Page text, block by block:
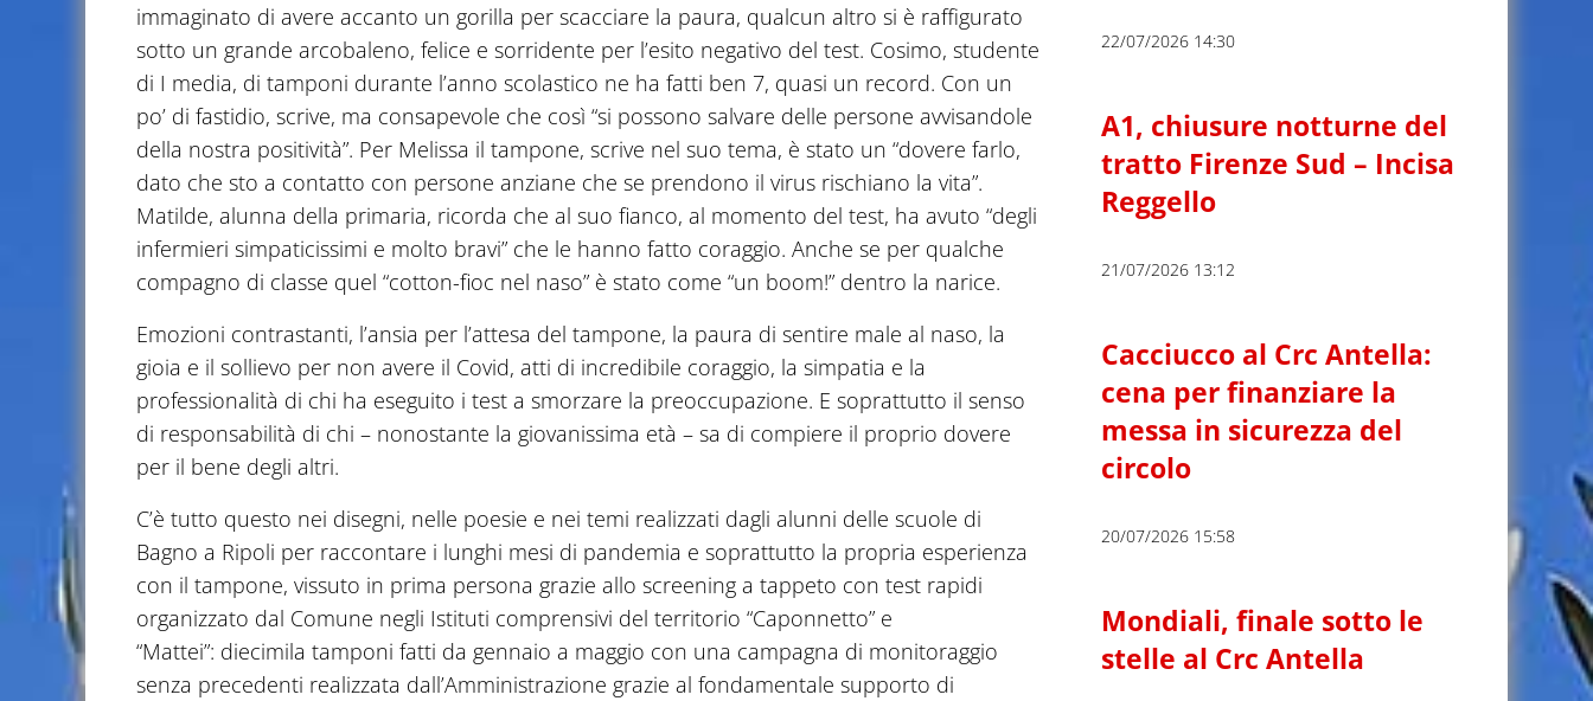
immaginato di avere accanto un gorilla per scacciare la paura, qualcun altro si è raffigurato
sotto un grande arcobaleno, felice e sorridente per l’esito negativo del test. Cosimo, studente
di I media, di tamponi durante l’anno scolastico ne ha fatti ben 7, quasi un record. Con un
po’ di fastidio, scrive, ma consapevole che così “si possono salvare delle persone avvisandole
della nostra positività”. Per Melissa il tampone, scrive nel suo tema, è stato un “dovere farlo,
dato che sto a contatto con persone anziane che se prendono il virus rischiano la vita”.
Matilde, alunna della primaria, ricorda che al suo fianco, al momento del test, ha avuto “degli
infermieri simpaticissimi e molto bravi” che le hanno fatto coraggio. Anche se per qualche
compagno di classe quel “cotton-fioc nel naso” è stato come “un boom!” dentro la narice.
Emozioni contrastanti, l’ansia per l’attesa del tampone, la paura di sentire male al naso, la
gioia e il sollievo per non avere il Covid, atti di incredibile coraggio, la simpatia e la
professionalità di chi ha eseguito i test a smorzare la preoccupazione. E soprattutto il senso
di responsabilità di chi – nonostante la giovanissima età – sa di compiere il proprio dovere
per il bene degli altri.
C’è tutto questo nei disegni, nelle poesie e nei temi realizzati dagli alunni delle scuole di
Bagno a Ripoli per raccontare i lunghi mesi di pandemia e soprattutto la propria esperienza
con il tampone, vissuto in prima persona grazie allo screening a tappeto con test rapidi
organizzato dal Comune negli Istituti comprensivi del territorio “Caponnetto” e
“Mattei”: diecimila tamponi fatti da gennaio a maggio con una campagna di monitoraggio
senza precedenti realizzata dall’Amministrazione grazie al fondamentale supporto di
22/07/2026 14:30
A1, chiusure notturne del
tratto Firenze Sud – Incisa
Reggello
21/07/2026 13:12
Cacciucco al Crc Antella:
cena per finanziare la
messa in sicurezza del
circolo
20/07/2026 15:58
Mondiali, finale sotto le
stelle al Crc Antella